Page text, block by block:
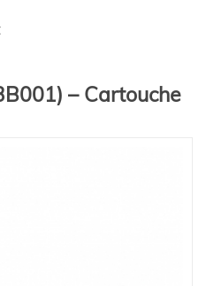
– Cartouche